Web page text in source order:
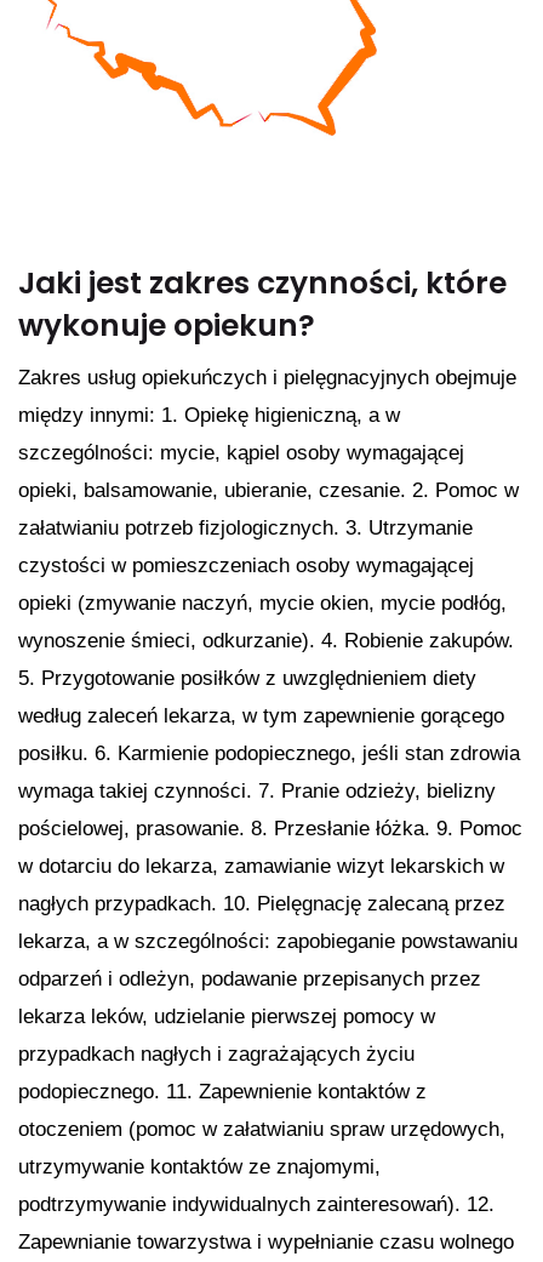
Jaki jest zakres czynności, które
wykonuje opiekun?
Zakres usług opiekuńczych i pielęgnacyjnych obejmuje
między innymi: 1. Opiekę higieniczną, a w
szczególności: mycie, kąpiel osoby wymagającej
opieki, balsamowanie, ubieranie, czesanie. 2. Pomoc w
załatwianiu potrzeb fizjologicznych. 3. Utrzymanie
czystości w pomieszczeniach osoby wymagającej
opieki (zmywanie naczyń, mycie okien, mycie podłóg,
wynoszenie śmieci, odkurzanie). 4. Robienie zakupów.
5. Przygotowanie posiłków z uwzględnieniem diety
według zaleceń lekarza, w tym zapewnienie gorącego
posiłku. 6. Karmienie podopiecznego, jeśli stan zdrowia
wymaga takiej czynności. 7. Pranie odzieży, bielizny
pościelowej, prasowanie. 8. Przesłanie łóżka. 9. Pomoc
w dotarciu do lekarza, zamawianie wizyt lekarskich w
nagłych przypadkach. 10. Pielęgnację zalecaną przez
lekarza, a w szczególności: zapobieganie powstawaniu
odparzeń i odleżyn, podawanie przepisanych przez
lekarza leków, udzielanie pierwszej pomocy w
przypadkach nagłych i zagrażających życiu
podopiecznego. 11. Zapewnienie kontaktów z
otoczeniem (pomoc w załatwianiu spraw urzędowych,
utrzymywanie kontaktów ze znajomymi,
podtrzymywanie indywidualnych zainteresowań). 12.
Zapewnianie towarzystwa i wypełnianie czasu wolnego